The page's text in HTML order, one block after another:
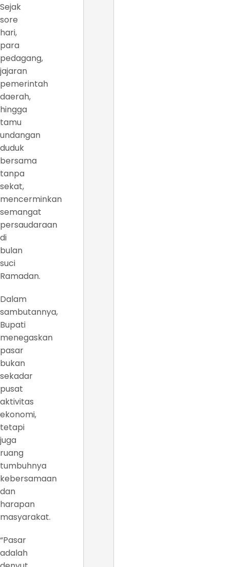
Sejak
sore
hari,
para
pedagang,
jajaran
pemerintah
daerah,
hingga
tamu
undangan
duduk
bersama
tanpa
sekat,
mencerminkan
semangat
persaudaraan
di
bulan
suci
Ramadan.
Dalam
sambutannya,
Bupati
menegaskan
pasar
bukan
sekadar
pusat
aktivitas
ekonomi,
tetapi
juga
ruang
tumbuhnya
kebersamaan
dan
harapan
masyarakat.
“Pasar
adalah